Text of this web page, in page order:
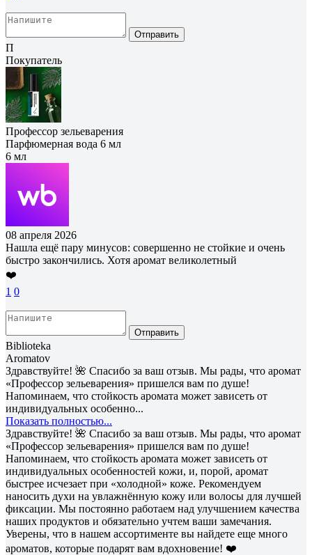
Отправить
П
Покупатель
Профессор зельеварения
Парфюмерная вода 6 мл
6 мл
08 апреля 2026
Нашла ещё пару минусов: совершенно не стойкие и очень
быстро закончились. Хотя аромат великолетный
❤️
1 0
Отправить
Biblioteka
Aromatov
Здравствуйте! 🌺 Спасибо за ваш отзыв. Мы рады, что аромат
«Профессор зельеварения» пришелся вам по душе!
Напоминаем, что стойкость аромата может зависеть от
индивидуальных особенно...
Показать полностью...
Здравствуйте! 🌺 Спасибо за ваш отзыв. Мы рады, что аромат
«Профессор зельеварения» пришелся вам по душе!
Напоминаем, что стойкость аромата может зависеть от
индивидуальных особенностей кожи, и, порой, аромат
быстрее исчезает при «холодной» коже. Рекомендуем
наносить духи на увлажнённую кожу или волосы для лучшей
фиксации. Мы постоянно работаем над улучшением качества
наших продуктов и обязательно учтем ваши замечания.
Уверены, что в нашем ассортименте вы найдете еще много
ароматов, которые подарят вам вдохновение! ❤️